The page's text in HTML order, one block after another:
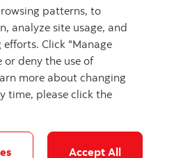
patterns, to
analyze site usage, and
Click "Manage
or deny the use of
more about changing
time, please click the
Accept All